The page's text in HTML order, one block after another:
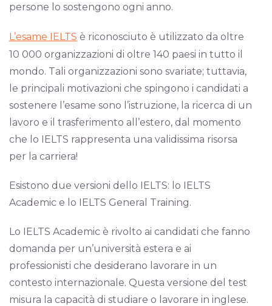
persone lo sostengono ogni anno.
L’esame IELTS è riconosciuto è utilizzato da oltre
10 000 organizzazioni di oltre 140 paesi in tutto il
mondo. Tali organizzazioni sono svariate; tuttavia,
le principali motivazioni che spingono i candidati a
sostenere l’esame sono l’istruzione, la ricerca di un
lavoro e il trasferimento all’estero, dal momento
che lo IELTS rappresenta una validissima risorsa
per la carriera!
Esistono due versioni dello IELTS: lo IELTS
Academic e lo IELTS General Training.
Lo IELTS Academic è rivolto ai candidati che fanno
domanda per un’università estera e ai
professionisti che desiderano lavorare in un
contesto internazionale. Questa versione del test
misura la capacità di studiare o lavorare in inglese.